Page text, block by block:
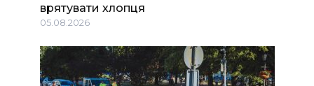
врятувати хлопця
05.08.2026